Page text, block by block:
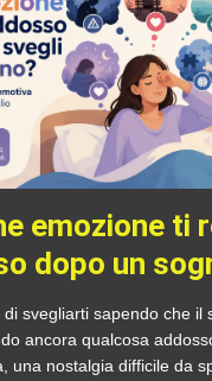
emozione ti
dopo un
svegliarti sapendo che il
ancora qualcosa
una nostalgia difficile da